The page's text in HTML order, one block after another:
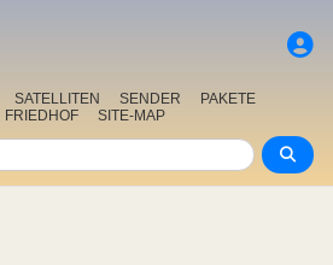
SATELLITEN SENDER
PAKETE
FRIEDHOF SITE-MAP